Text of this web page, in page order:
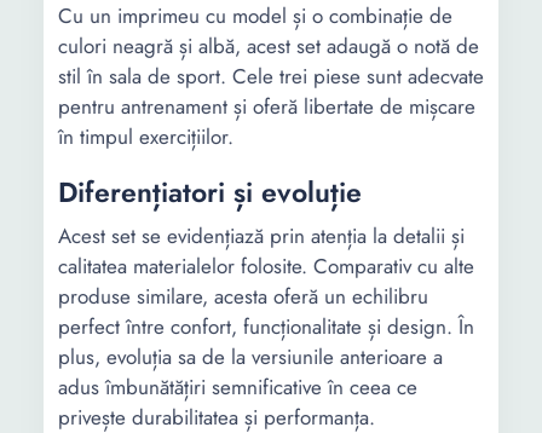
Cu un imprimeu cu model și o combinație de
culori neagră și albă, acest set adaugă o notă de
stil în sala de sport. Cele trei piese sunt adecvate
pentru antrenament și oferă libertate de mișcare
în timpul exercițiilor.
Diferențiatori și evoluție
Acest set se evidențiază prin atenția la detalii și
calitatea materialelor folosite. Comparativ cu alte
produse similare, acesta oferă un echilibru
perfect între confort, funcționalitate și design. În
plus, evoluția sa de la versiunile anterioare a
adus îmbunătățiri semnificative în ceea ce
privește durabilitatea și performanța.